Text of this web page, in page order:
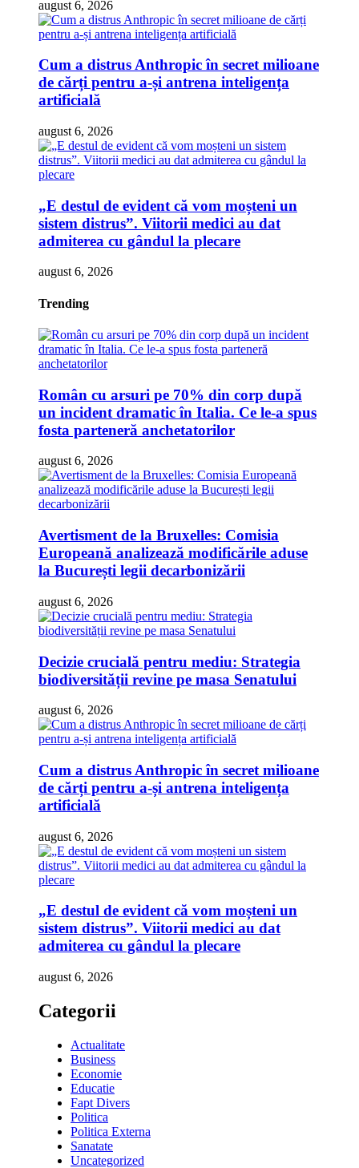
august 6, 2026
Cum a distrus Anthropic în secret milioane
de cărți pentru a-și antrena inteligența
artificială
august 6, 2026
„E destul de evident că vom moșteni un
sistem distrus”. Viitorii medici au dat
admiterea cu gândul la plecare
august 6, 2026
Trending
Român cu arsuri pe 70% din corp după
un incident dramatic în Italia. Ce le-a spus
fosta parteneră anchetatorilor
august 6, 2026
Avertisment de la Bruxelles: Comisia
Europeană analizează modificările aduse
la București legii decarbonizării
august 6, 2026
Decizie crucială pentru mediu: Strategia
biodiversității revine pe masa Senatului
august 6, 2026
Cum a distrus Anthropic în secret milioane
de cărți pentru a-și antrena inteligența
artificială
august 6, 2026
„E destul de evident că vom moșteni un
sistem distrus”. Viitorii medici au dat
admiterea cu gândul la plecare
august 6, 2026
Categorii
Actualitate
Business
Economie
Educatie
Fapt Divers
Politica
Politica Externa
Sanatate
Uncategorized